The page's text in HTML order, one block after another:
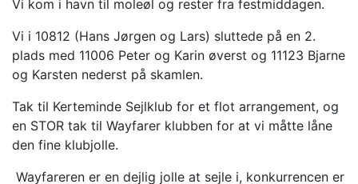
Vi kom i havn til moleøl og rester fra festmiddagen.
Vi i 10812 (Hans Jørgen og Lars) sluttede på en 2.
plads med 11006 Peter og Karin øverst og 11123 Bjarne
og Karsten nederst på skamlen.
Tak til Kerteminde Sejlklub for et flot arrangement, og
en STOR tak til Wayfarer klubben for at vi måtte låne
den fine klubjolle.
Wayfareren er en dejlig jolle at sejle i, konkurrencen er